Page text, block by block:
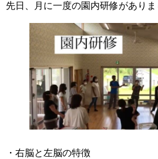
先日、月に一度の園内研修がありま
・右脳と左脳の特徴